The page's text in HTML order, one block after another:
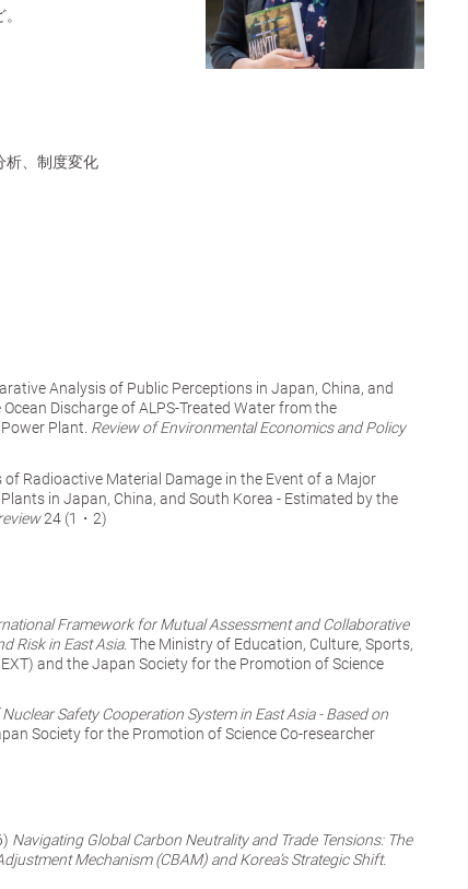
析、制度変化
Analysis of Public Perceptions in Japan, China, and
Discharge of ALPS-Treated Water from the
Plant. Review of Environmental Economics and Policy
of Radioactive Material Damage in the Event of a Major
in Japan, China, and South Korea - Estimated by the
24 (1・2)
Framework for Mutual Assessment and Collaborative
Risk in East Asia. The Ministry of Education, Culture, Sports,
and the Japan Society for the Promotion of Science
Safety Cooperation System in East Asia - Based on
Society for the Promotion of Science Co-researcher
Navigating Global Carbon Neutrality and Trade Tensions: The
Mechanism (CBAM) and Korea’s Strategic Shift.